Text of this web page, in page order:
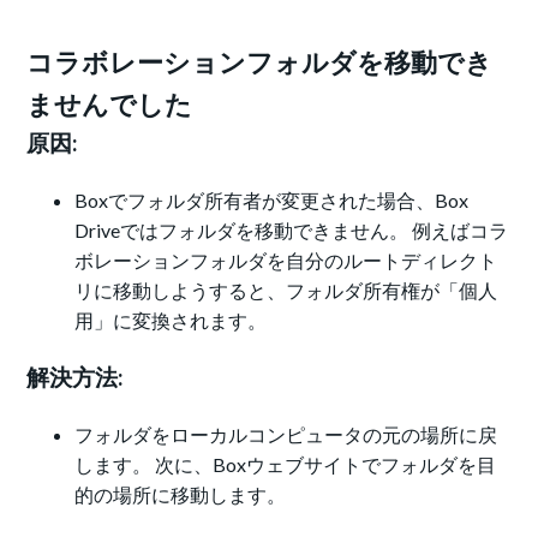
コラボレーションフォルダを移動でき
ませんでした
原因:
Boxでフォルダ所有者が変更された場合、Box
Driveではフォルダを移動できません。 例えばコラ
ボレーションフォルダを自分のルートディレクト
リに移動しようすると、フォルダ所有権が「個人
用」に変換されます。
解決方法:
フォルダをローカルコンピュータの元の場所に戻
します。 次に、Boxウェブサイトでフォルダを目
的の場所に移動します。